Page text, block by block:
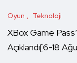
Oyun Teknoloji
XBox Game
Açıklandı[6-18